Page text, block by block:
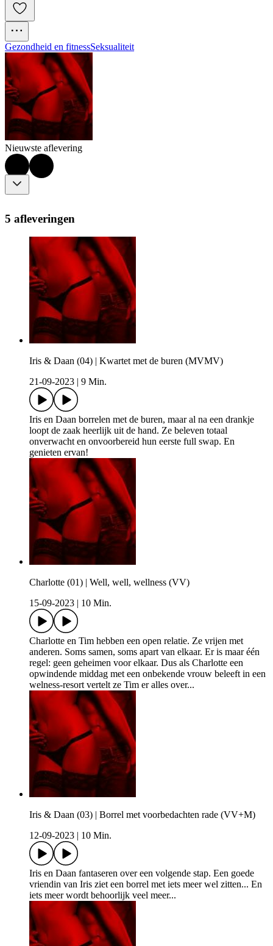
Gezondheid en fitnessSeksualiteit
Nieuwste aflevering
5 afleveringen
Iris & Daan (04) | Kwartet met de buren (MVMV)
21-09-2023
9 Min.
Iris en Daan borrelen met de buren, maar al na een drankje
loopt de zaak heerlijk uit de hand. Ze beleven totaal
onverwacht en onvoorbereid hun eerste full swap. En
genieten ervan!
Charlotte (01) | Well, well, wellness (VV)
15-09-2023
10 Min.
Charlotte en Tim hebben een open relatie. Ze vrijen met
anderen. Soms samen, soms apart van elkaar. Er is maar één
regel: geen geheimen voor elkaar. Dus als Charlotte een
opwindende middag met een onbekende vrouw beleeft in een
welness-resort vertelt ze Tim er alles over...
Iris & Daan (03) | Borrel met voorbedachten rade (VV+M)
12-09-2023
10 Min.
Iris en Daan fantaseren over een volgende stap. Een goede
vriendin van Iris ziet een borrel met iets meer wel zitten... En
iets meer wordt behoorlijk veel meer...